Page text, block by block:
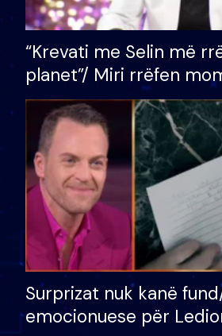
“Krevati me Selin më
planet”/ Miri rrëfen
bukura në shtëpinë e
mungojë zilja e
Surprizat nuk kanë
emocionuese për